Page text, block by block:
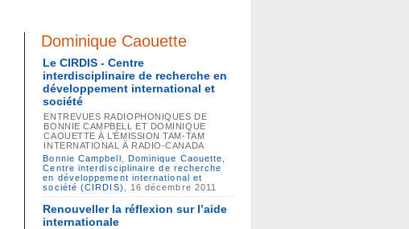
Dominique Caouette
Le CIRDIS - Centre
interdisciplinaire de recherche en
développement international et
société
ENTREVUES RADIOPHONIQUES DE
BONNIE CAMPBELL ET DOMINIQUE
CAOUETTE À L’ÉMISSION TAM-TAM
INTERNATIONAL À RADIO-CANADA
Bonnie Campbell
Dominique Caouette
Centre interdisciplinaire de recherche
en développement international et
société (CIRDIS)
, 16 décembre 2011
Renouveller la réflexion sur l’aide
internationale